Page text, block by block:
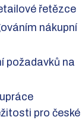
řetězce
nákupní
požadavků na
pro české